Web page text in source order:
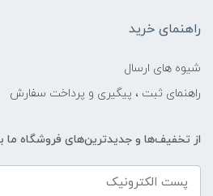
راهنمای خرید
شیوه های ارسال
راهنمای ثبت ، پیگیری و پرداخت سفارش
از تخفیف‌ها و جدیدترین‌های فروشگاه ما